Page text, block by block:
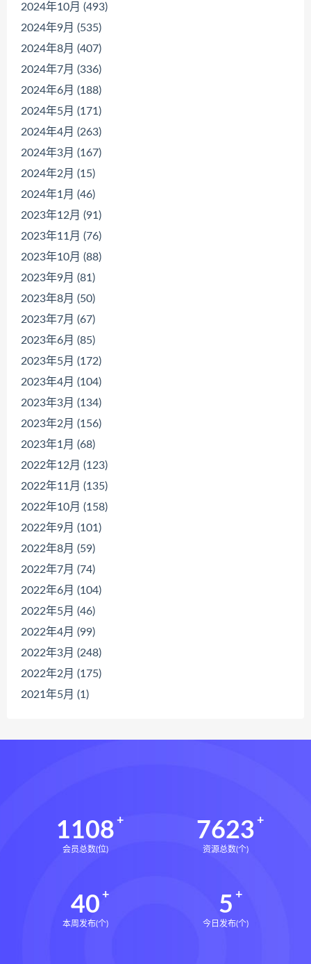
2024年10月 (493)
2024年9月 (535)
2024年8月 (407)
2024年7月 (336)
2024年6月 (188)
2024年5月 (171)
2024年4月 (263)
2024年3月 (167)
2024年2月 (15)
2024年1月 (46)
2023年12月 (91)
2023年11月 (76)
2023年10月 (88)
2023年9月 (81)
2023年8月 (50)
2023年7月 (67)
2023年6月 (85)
2023年5月 (172)
2023年4月 (104)
2023年3月 (134)
2023年2月 (156)
2023年1月 (68)
2022年12月 (123)
2022年11月 (135)
2022年10月 (158)
2022年9月 (101)
2022年8月 (59)
2022年7月 (74)
2022年6月 (104)
2022年5月 (46)
2022年4月 (99)
2022年3月 (248)
2022年2月 (175)
2021年5月 (1)
1108
会员总数(位)
7623
资源总数(个)
40
本周发布(个)
5
今日发布(个)